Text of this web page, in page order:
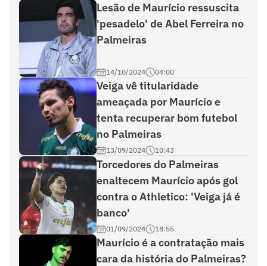
Lesão de Maurício ressuscita
'pesadelo' de Abel Ferreira no
Palmeiras
14/10/2024 04:00
Veiga vê titularidade
ameaçada por Maurício e
tenta recuperar bom futebol
no Palmeiras
13/09/2024 10:43
Torcedores do Palmeiras
enaltecem Maurício após gol
contra o Athletico: 'Veiga já é
banco'
01/09/2024 18:55
Maurício é a contratação mais
cara da história do Palmeiras?